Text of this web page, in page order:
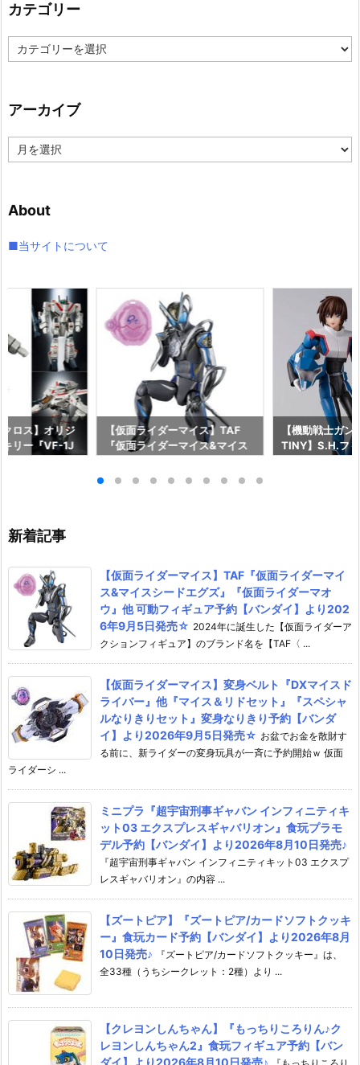
カテゴリー
カ
テ
ー
アーカイブ
ー
ブ
About
■当サイトについて
ロス】オリジ
リー『VF-1J
【仮面ライダーマイス】TAF
『仮面ライダーマイス&マイス
マオウ』他 可動フィギュア予約
【機動戦士ガン
TINY】S.H.フ
新着記事
【仮面ライダーマイス】TAF『仮面ライダーマイ
ス&マイスシードエグズ』『仮面ライダーマオ
ウ』他 可動フィギュア予約【バンダイ】より202
6年9月5日発売☆ 2024年に誕生した【仮面ライダーア
クションフィギュア】のブランド名を【TAF〈 ...
【仮面ライダーマイス】変身ベルト『DXマイスド
ライバー』他『マイス＆リドセット』『スペシャ
ルなりきりセット』変身なりきり予約【バンダ
イ】より2026年9月5日発売☆ お盆でお金を散財す
る前に、新ライダーの変身玩具が一斉に予約開始ｗ 仮面
ライダーシ ...
ミニプラ『超宇宙刑事ギャバン インフィニティキ
ット03 エクスプレスギャバリオン』食玩プラモ
デル予約【バンダイ】より2026年8月10日発売♪
『超宇宙刑事ギャバン インフィニティキット03 エクスプ
レスギャバリオン』の内容 ...
【ズートピア】『ズートピア/カードソフトクッキ
ー』食玩カード予約【バンダイ】より2026年8月
10日発売♪
『ズートピア/カードソフトクッキー』は、
全33種（うちシークレット：2種）より ...
【クレヨンしんちゃん】『もっちりころりん♪ク
レヨンしんちゃん2』食玩フィギュア予約【バン